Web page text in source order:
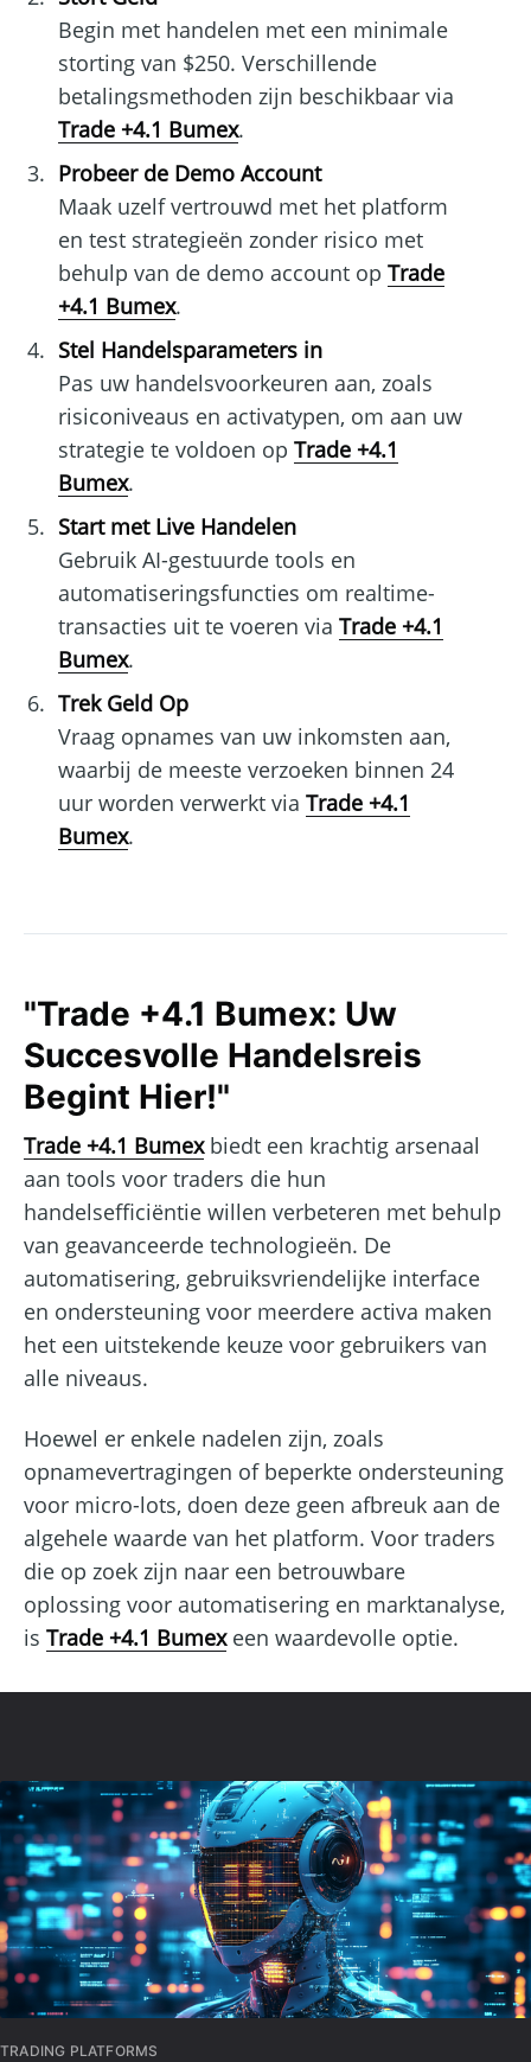
Begin met handelen met een minimale
storting van $250. Verschillende
betalingsmethoden zijn beschikbaar via
Trade +4.1 Bumex.
Probeer de Demo Account
Maak uzelf vertrouwd met het platform
en test strategieën zonder risico met
behulp van de demo account op Trade
+4.1 Bumex.
Stel Handelsparameters in
Pas uw handelsvoorkeuren aan, zoals
risiconiveaus en activatypen, om aan uw
strategie te voldoen op Trade +4.1
Bumex.
Start met Live Handelen
Gebruik AI-gestuurde tools en
automatiseringsfuncties om realtime-
transacties uit te voeren via Trade +4.1
Bumex.
Trek Geld Op
Vraag opnames van uw inkomsten aan,
waarbij de meeste verzoeken binnen 24
uur worden verwerkt via Trade +4.1
Bumex.
"Trade +4.1 Bumex: Uw
Succesvolle Handelsreis
Begint Hier!"
Trade +4.1 Bumexbiedt een krachtig arsenaal
aan tools voor traders die hun
handelsefficiëntie willen verbeteren met behulp
van geavanceerde technologieën. De
automatisering, gebruiksvriendelijke interface
en ondersteuning voor meerdere activa maken
het een uitstekende keuze voor gebruikers van
alle niveaus.
Hoewel er enkele nadelen zijn, zoals
opnamevertragingen of beperkte ondersteuning
voor micro-lots, doen deze geen afbreuk aan de
algehele waarde van het platform. Voor traders
die op zoek zijn naar een betrouwbare
oplossing voor automatisering en marktanalyse,
is Trade +4.1 Bumexeen waardevolle optie.
TRADING PLATFORMS